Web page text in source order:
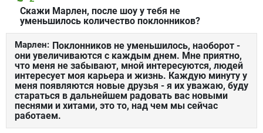
Скажи Марлен, после шоу у тебя не
уменьшилось количество поклонников?
Марлен: Поклонников не уменьшилось, наоборот -
они увеличиваются с каждым днем. Мне приятно,
что меня не забывают, мной интересуются, людей
интересует моя карьера и жизнь. Каждую минуту у
меня появляются новые друзья - я их уважаю, буду
стараться в дальнейшем радовать вас новыми
песнями и хитами, это то, над чем мы сейчас
работаем.